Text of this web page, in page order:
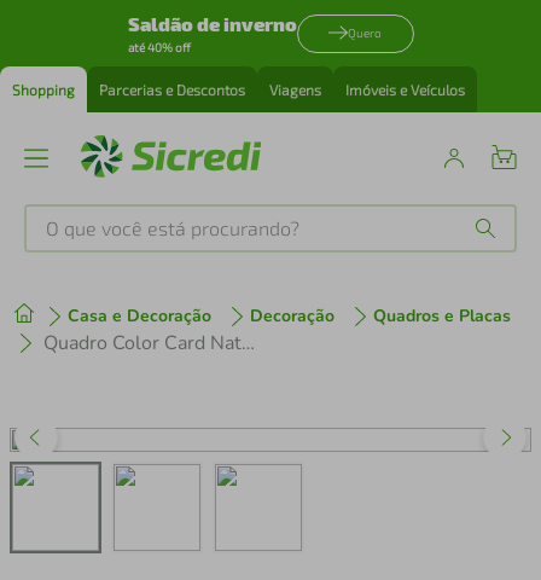
Saldão de inverno
até 40% off
Quero
Shopping Parcerias e Descontos Viagens Imóveis e Veículos
O que você está procurando?
Casa e Decoração Decoração Quadros e Placas
Quadro Color Card Natural Green 60x43 Filete Marfim
1º tenis
perfume